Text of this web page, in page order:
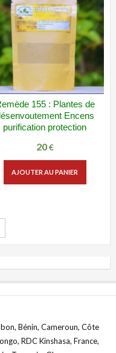
VUE RAPIDE
ADD WISHLIST155 : Plantes de
Encens
purification protection
20€
AJOUTER AU PANIER
Bénin, Cameroun, Côte
RDC Kinshasa, France,